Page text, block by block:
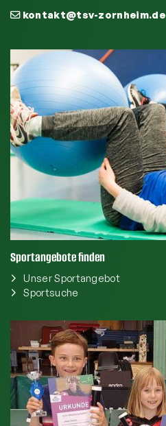
kontakt@tsv-zornheim.de
Sportangebote finden
Unser Sportangebot
Sportsuche